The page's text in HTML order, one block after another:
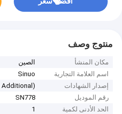
منتوج وصف
مكان المنشأ
الصين
اسم العلامة التجارية
Sinuo
إصدار الشهادات
رقم الموديل
SN778
الحد الأدنى لكمية
1